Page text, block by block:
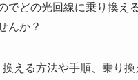
でどの光回線に乗り換え
んか？
える方法や手順、乗り